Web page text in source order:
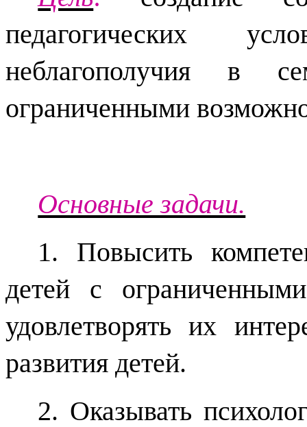
педагогических
неблагополучия в
ограниченными
Основные задачи.
1. Повысить
детей с
удовлетворять их
развития детей.
2. Оказывать